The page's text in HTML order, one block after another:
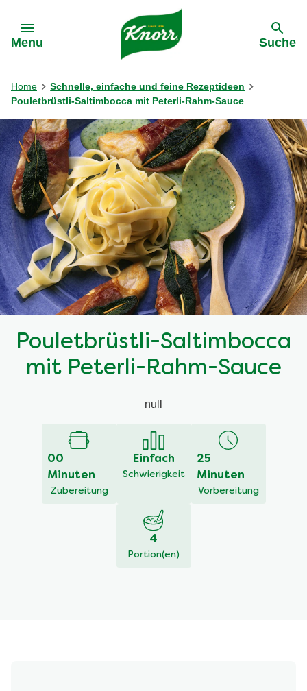
Menu Suche
Home
Schnelle, einfache und feine Rezeptideen
Pouletbrüstli-Saltimbocca mit Peterli-Rahm-Sauce
Pouletbrüstli-Saltimbocca
mit Peterli-Rahm-Sauce
null
00
Minuten
Zubereitung
Einfach
Schwierigkeit
25
Minuten
Vorbereitung
4
Portion(en)